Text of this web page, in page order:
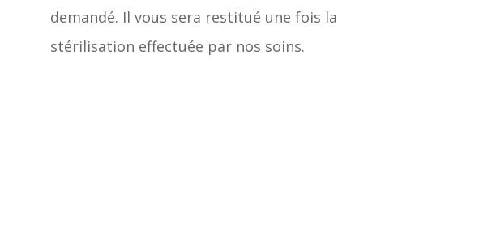
demandé. Il vous sera restitué une fois la
stérilisation effectuée par nos soins.